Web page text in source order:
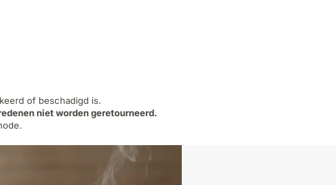
of beschadigd is.
niet worden geretourneerd.